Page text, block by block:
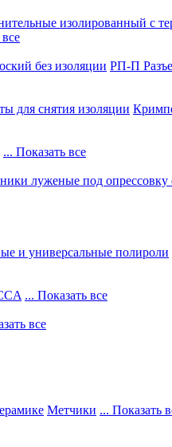
изолированный с
без изоляции РП-П
для снятия изоляции
... Показать все
луженые под опрессовку
и универсальные полироли
... Показать все
все
Метчики ... Показать